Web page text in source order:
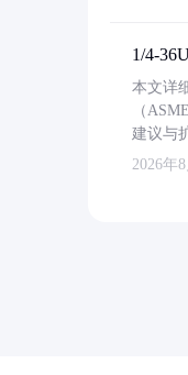
1/4-
本文详
（
建议与
2026年